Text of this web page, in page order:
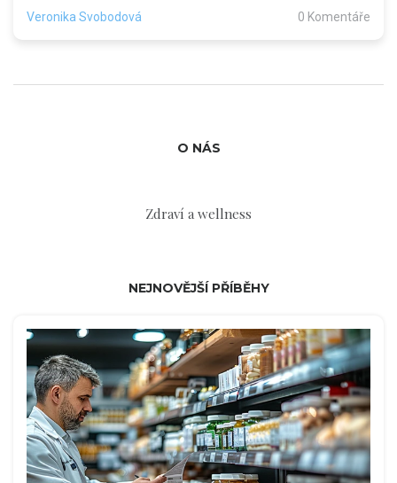
Veronika Svobodová 0 Komentáře
O NÁS
Zdraví a wellness
NEJNOVĚJŠÍ PŘÍBĚHY